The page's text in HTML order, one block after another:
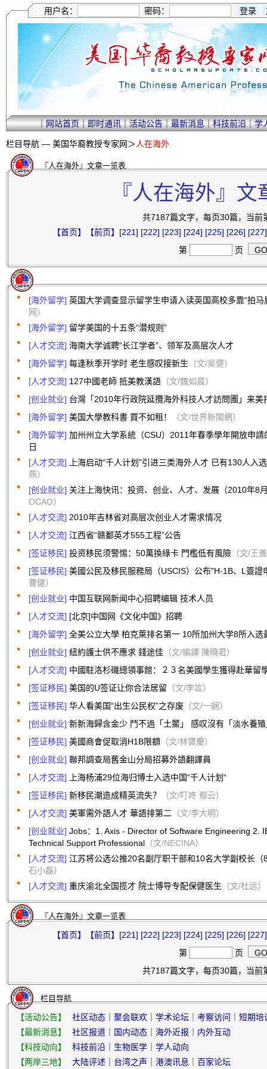
用户名： 密码：
｜网站首页｜即时通讯｜活动公告｜最新消息｜科技前沿｜学
栏目导航 — 美国华裔教授专家网＞人在海外
『人在海外』文章一览表
『人在海外』
共7187篇文字，每页30篇，当前
【首页】
【前页】 [221] [222] [223] [224] [225] [226] [227]
第
页
[海外留学] 英国大学调查显示留学生申请入读英国高校多靠“拍马
网）
[海外留学] 留学美国的十五条“潜规则”
[人才交流] 海南大学诚聘“长江学者”、领军及高层次人才
[海外留学] 每逢秋季开学时 老生感叹接新生 （文/吴健）
[人才交流] 127中國老師 抵美教漢語 （文/魏如晨）
[创业就业] 台灣「2010年行政院延攬海外科技人才訪問團」来美
[海外留学] 美国大學教科書 買不如租！
（文/世界新聞網）
[海外留学] 加州州立大学系統（CSU）2011年春季學年開放申
日
[人才交流]
上海启动“千人计划”引进三类海外人才 已有130人入
燕）
[创业就业] 关注上海快讯：投资、创业、人才、发展（2010年8
OCAO）
[人才交流] 2010年吉林省对高层次创业人才需求情况
[人才交流] 江西省“赣鄱英才555工程”公告
[签证移民] 投资移民须警惕：50萬換綠卡 門檻低有風險 （文/王
[签证移民] 美國公民及移民服務局（USCIS）公布"H-1B、L簽證
曹健）
[创业就业] 中国互联网新闻中心招聘编辑 技术人员
[人才交流] [北京]中国网《文化中国》招聘
[海外留学] 全美公立大學 柏克萊排名第一 10所加州大学8所入选
[创业就业] 紐約護士供不應求 錢途佳 （文/編譯 陳曉君）
[人才交流] 中國駐洛杉磯總領事館：２３名美國學生獲得赴華留
[签证移民] 美国的U签证让你合法居留 （文/李竑）
[签证移民] 华人看美国“出生公民权”之存废 （文/一娴）
[创业就业] 新新海歸含金少 鬥不過「土鱉」 感叹沒有「淡水養
[签证移民] 美國商會促取消H1B限額 （文/林寶慶）
[创业就业] 聯邦調查局舊金山分局招募外語翻譯員
[人才交流]
上海杨浦29位海归博士入选中国“千人计划“
[签证移民] 新移民潮造成精英流失？
（文/叮咚 鄢云）
[人才交流] 美軍需外語人才 華語排第二
（文/李大明）
[创业就业] Jobs：1. Axis - Director of Software Engineering 2.
Technical Support Professional （文/NECINA）
[人才交流] 江苏将公选公推20名副厅职干部和10名大学副校长（
石小磊）
[人才交流] 重庆渝北全国揽才 院士博导专配保健医生 （文/杜远）
『人在海外』文章一览表
【首页】 【前页】 [221] [222] [223] [224] [225] [226] [227]
第
页
共7187篇文字，每页30篇，当前
栏目导航
【活动公告】 社区动态 聚会联欢 学术论坛 考察访问
短期培
【最新消息】
社区报道 国内动态 海外近报
内外互动
【科技动向】
科技前沿 生物医学
学人动向
【两岸三地】
大陆评述 台湾之声 港澳讯息 百家论坛